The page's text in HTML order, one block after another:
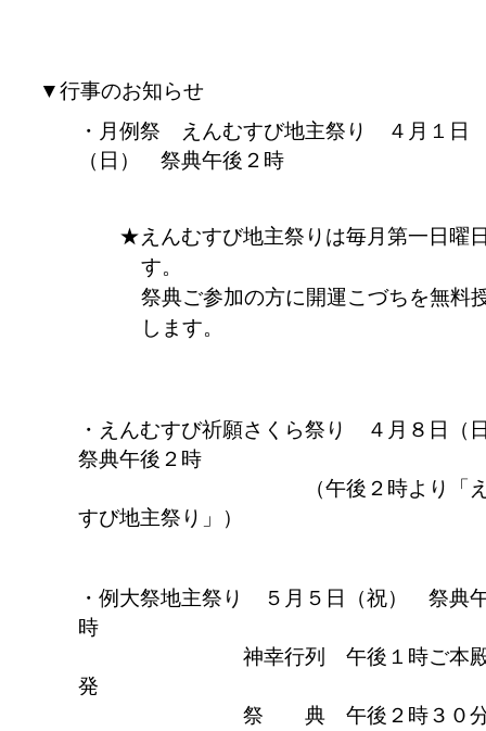
▼行事のお知らせ
月例祭 えんむすび地主祭り ４月１日
（日） 祭典午後２時
えんむすび地主祭りは毎月第一日曜
す。
祭典ご参加の方に開運こづちを無料
します。
えんむすび祈願さくら祭り ４月８日
祭典午後２時
（午後２時より「え
すび地主祭り」）
例大祭地主祭り ５月５日（祝） 祭典
時
神幸行列 午後１時ご本殿
発
祭 典 午後２時３０分